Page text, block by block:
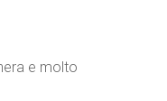
e molto